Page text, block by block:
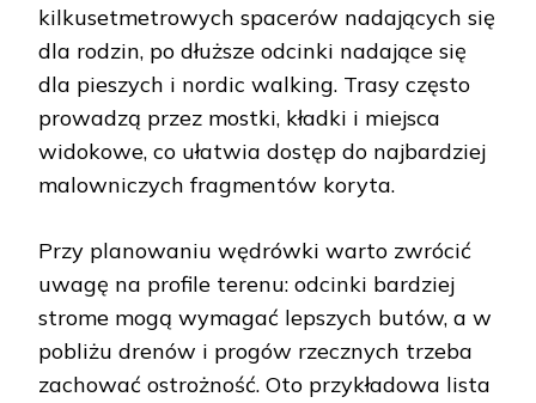
kilkusetmetrowych spacerów nadających się
dla rodzin, po dłuższe odcinki nadające się
dla pieszych i nordic walking. Trasy często
prowadzą przez mostki, kładki i miejsca
widokowe, co ułatwia dostęp do najbardziej
malowniczych fragmentów koryta.
Przy planowaniu wędrówki warto zwrócić
uwagę na profile terenu: odcinki bardziej
strome mogą wymagać lepszych butów, a w
pobliżu drenów i progów rzecznych trzeba
zachować ostrożność. Oto przykładowa lista